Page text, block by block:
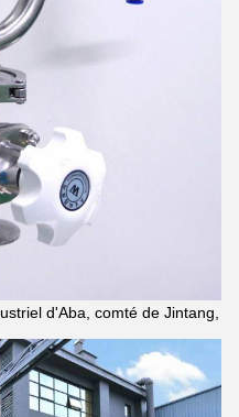
d'Aba, comté de Jintang,